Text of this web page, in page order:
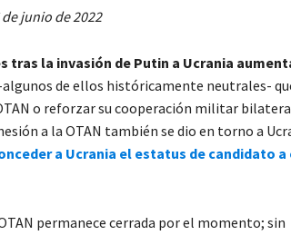
junio de 2022
tras la invasión de Putin a Ucrania
algunos de ellos históricamente neutrales-
o reforzar su cooperación militar
a la OTAN también se dio en torno a
a Ucrania el estatus de candidato
permanece cerrada por el momento; sin